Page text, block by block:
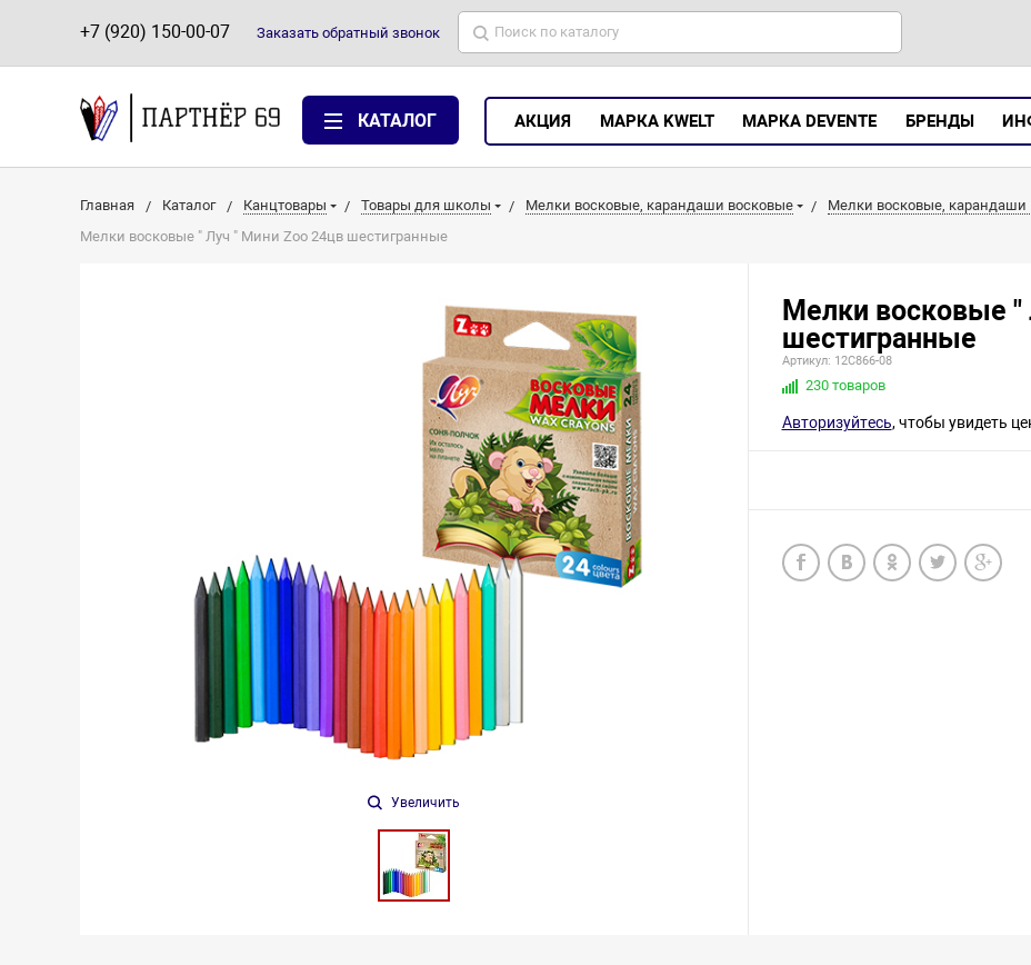
+7 (920) 150-00-07 Заказать обратный звонок
КАТАЛОГ АКЦИЯ МАРКА KWELT МАРКА DEVENTE БРЕНДЫ
Главная Каталог Канцтовары Товары для школы Мелки восковые, карандаши восковые
Мелки восковые, карандаши
Мелки восковые " Луч " Мини Zoo 24цв шестигранные
Увеличить
Мелки восковые
шестигранные
Артикул: 12С866-08
230 товаров
Авторизуйтесь, чтобы увидеть